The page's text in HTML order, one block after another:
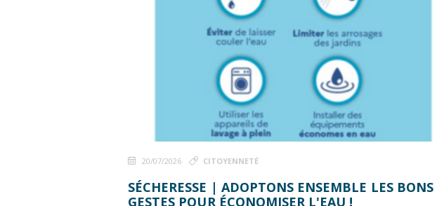
20/07/2026 CITOYENNETÉ
SÉCHERESSE | ADOPTONS ENSEMBLE LES BONS
GESTES POUR ÉCONOMISER L'EAU !